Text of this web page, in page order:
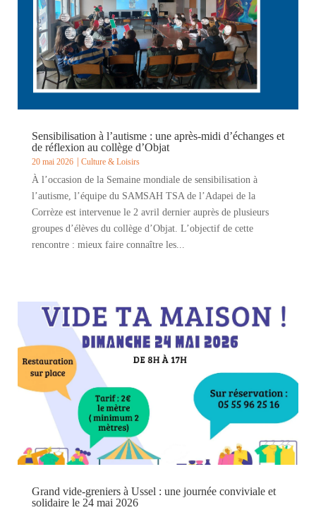
poursuit ses actions de rencontre et d’échange sur le territoire.
Après une première intervention menée auprès des collégiens
d’Objat, l’équipe a proposé, le 3...
Sensibilisation à l’autisme : une après-midi d’échanges et
de réflexion au collège d’Objat
20 mai 2026 Culture & Loisirs
À l’occasion de la Semaine mondiale de sensibilisation à
l’autisme, l’équipe du SAMSAH TSA de l’Adapei de la
Corrèze est intervenue le 2 avril dernier auprès de plusieurs
groupes d’élèves du collège d’Objat. L’objectif de cette
rencontre : mieux faire connaître les...
Grand vide-greniers à Ussel : une journée conviviale et
solidaire le 24 mai 2026